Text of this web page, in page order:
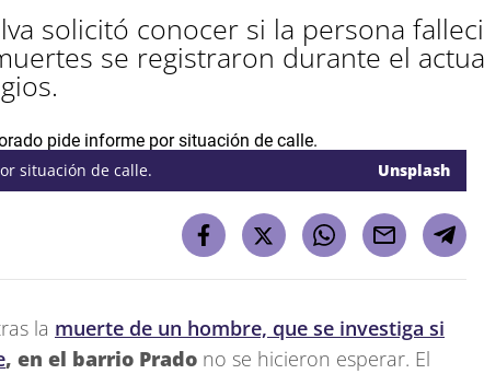
solicitó conocer si la persona
se registraron durante el
situación de calle. Unsplash
la muerte de un hombre, que se investiga si
, en el barrio Prado no se hicieron esperar. El